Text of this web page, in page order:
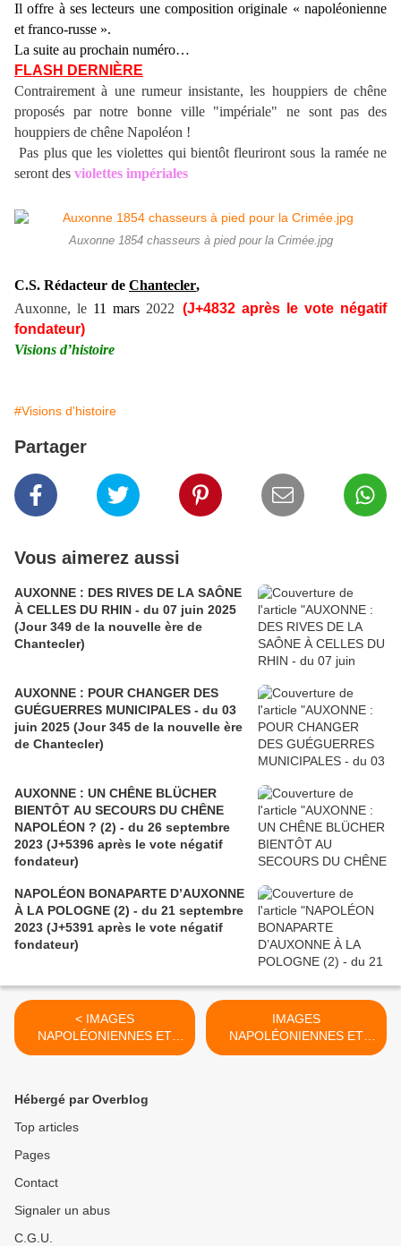
Il offre à ses lecteurs une composition originale « napoléonienne
et franco-russe ».
La suite au prochain numéro…
FLASH DERNIÈRE
Contrairement à une rumeur insistante, les houppiers de chêne
proposés par notre bonne ville "impériale" ne sont pas des
houppiers de chêne Napoléon !
Pas plus que les violettes qui bientôt fleuriront sous la ramée ne
seront des violettes impériales
Auxonne 1854 chasseurs à pied pour la Crimée.jpg
C.S. Rédacteur de Chantecler,
Auxonne, le 11 mars 2022 (J+4832après le vote négatif
fondateur)
Visions d’histoire
#Visions d'histoire
Partager
Vous aimerez aussi
AUXONNE : DES RIVES DE LA SAÔNE
À CELLES DU RHIN - du 07 juin 2025
(Jour 349 de la nouvelle ère de
Chantecler)
AUXONNE : POUR CHANGER DES
GUÉGUERRES MUNICIPALES - du 03
juin 2025 (Jour 345 de la nouvelle ère
de Chantecler)
AUXONNE : UN CHÊNE BLÜCHER
BIENTÔT AU SECOURS DU CHÊNE
NAPOLÉON ? (2) - du 26 septembre
2023 (J+5396 après le vote négatif
fondateur)
NAPOLÉON BONAPARTE D’AUXONNE
À LA POLOGNE (2) - du 21 septembre
2023 (J+5391 après le vote négatif
fondateur)
< IMAGES
NAPOLÉONIENNES ET
FRANCO-RUSSES (4)- du
fondateur)
IMAGES
NAPOLÉONIENNES ET
FRANCO-RUSSES (6)- du
Hébergé par Overblog
Top articles
Pages
Contact
Signaler un abus
C.G.U.